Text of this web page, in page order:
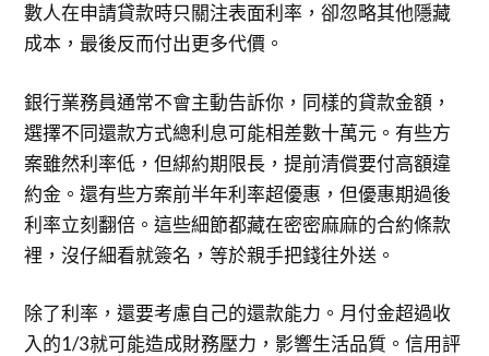
數人在申請貸款時只關注表面利率，卻忽略其他隱藏
成本，最後反而付出更多代價。
銀行業務員通常不會主動告訴你，同樣的貸款金額，
選擇不同還款方式總利息可能相差數十萬元。有些方
案雖然利率低，但綁約期限長，提前清償要付高額違
約金。還有些方案前半年利率超優惠，但優惠期過後
利率立刻翻倍。這些細節都藏在密密麻麻的合約條款
裡，沒仔細看就簽名，等於親手把錢往外送。
除了利率，還要考慮自己的還款能力。月付金超過收
入的1/3就可能造成財務壓力，影響生活品質。信用評